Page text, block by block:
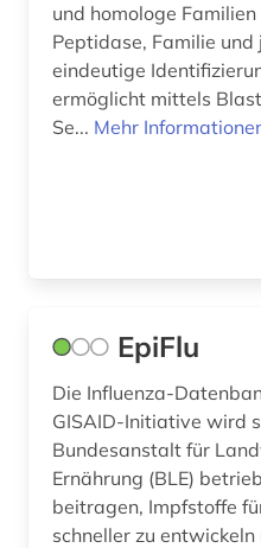
physiotherapie (1)
phytopharmakon (1)
und homologe
Peptidase, Familie
eindeutige
ermöglicht mittels
Se... Mehr
EpiFlu
Die Influenza-
GISAID-Initiative wird seit
Bundesanstalt für
Ernährung (BLE)
beitragen, Impfstoffe
schneller zu